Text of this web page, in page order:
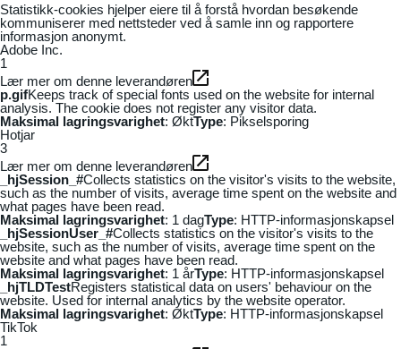
Statistikk-cookies hjelper eiere til å forstå hvordan besøkende
kommuniserer med nettsteder ved å samle inn og rapportere
informasjon anonymt.
Adobe Inc.
1
Lær mer om denne leverandøren
p.gifKeeps track of special fonts used on the website for internal
analysis. The cookie does not register any visitor data.
Maksimal lagringsvarighet: ØktType: Pikselsporing
Hotjar
3
Lær mer om denne leverandøren
_hjSession_#Collects statistics on the visitor's visits to the website,
such as the number of visits, average time spent on the website and
what pages have been read.
Maksimal lagringsvarighet: 1 dagType: HTTP-informasjonskapsel
_hjSessionUser_#Collects statistics on the visitor's visits to the
website, such as the number of visits, average time spent on the
website and what pages have been read.
Maksimal lagringsvarighet: 1 årType: HTTP-informasjonskapsel
_hjTLDTestRegisters statistical data on users' behaviour on the
website. Used for internal analytics by the website operator.
Maksimal lagringsvarighet: ØktType: HTTP-informasjonskapsel
TikTok
1